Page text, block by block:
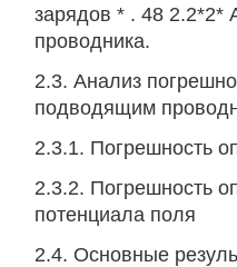
зарядов * . 48 2.2*2*
проводника.
2.3. Анализ
подводящим
2.3.1. Погрешность
2.3.2. Погрешность
потенциала поля
2.4. Основные